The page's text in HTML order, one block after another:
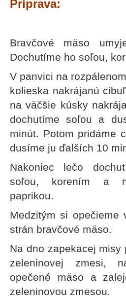
Príprava:
Bravčové mäso
Dochutíme ho soľou,
V panvici na
kolieska nakrájanú
na väčšie kúsky
dochutíme soľou a
minút. Potom pridáme
dusíme ju ďalších 10
Nakoniec lečo
soľou, korením a
paprikou.
Medzitým si opečieme
strán bravčové mäso.
Na dno zapekacej misy
zeleninovej zmesi,
opečené mäso a
zeleninovou zmesou.